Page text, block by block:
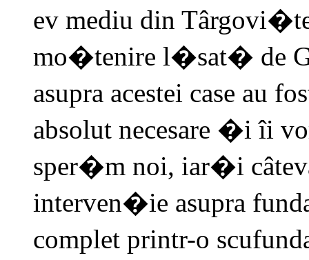
ev mediu din
mo�tenire l�sat� de
asupra acestei case au
absolut necesare �i îi
sper�m noi, iar�i
interven�ie asupra
complet printr-o